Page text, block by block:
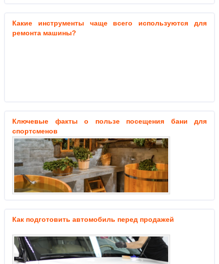
Какие инструменты чаще всего используются для
ремонта машины?
Ключевые факты о пользе посещения бани для
спортсменов
Как подготовить автомобиль перед продажей